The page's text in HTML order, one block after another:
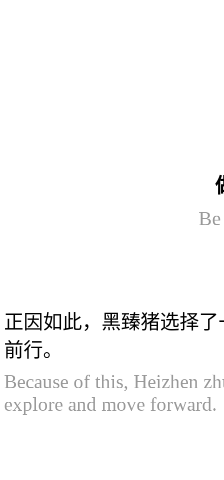
正因如此，黑臻猪选择
前行。
Because of this, Heizhen
explore and move forward.